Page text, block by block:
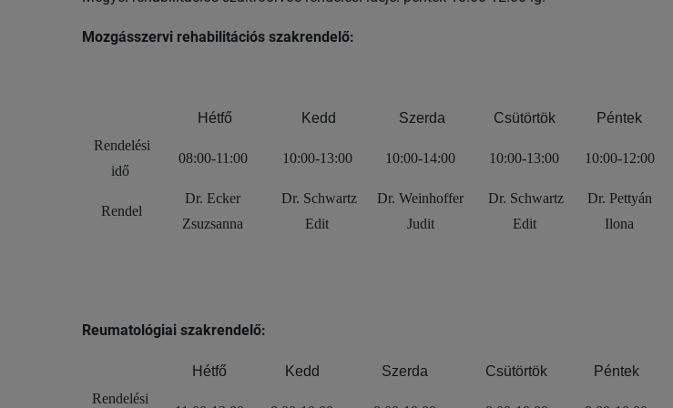
Mozgásszervi rehabilitációs szakrendelő:
Hétfő Kedd Szerda Csütörtök
Péntek
Rendelési
idő
08:00-11:00 10:00-13:00 10:00-14:00 10:00-13:00 10:00-12:00
Rendel
Dr. Ecker
Zsuzsanna
Dr. Schwartz
Edit
Dr. Weinhoffer
Judit
Dr. Schwartz
Edit
Dr. Pettyán
Ilona
Reumatológiai szakrendelő:
Hétfő Kedd Szerda Csütörtök
Péntek
Rendelési